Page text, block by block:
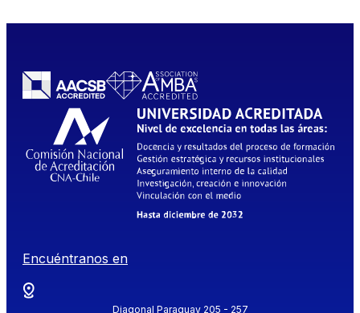
Encuéntranos en
Diagonal Paraguay 205 - 257